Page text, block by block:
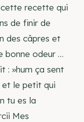
cette recette qui
de finir de
des câpres et
bonne odeur …
: »hum ça sent
le petit qui
tu es la
Mes